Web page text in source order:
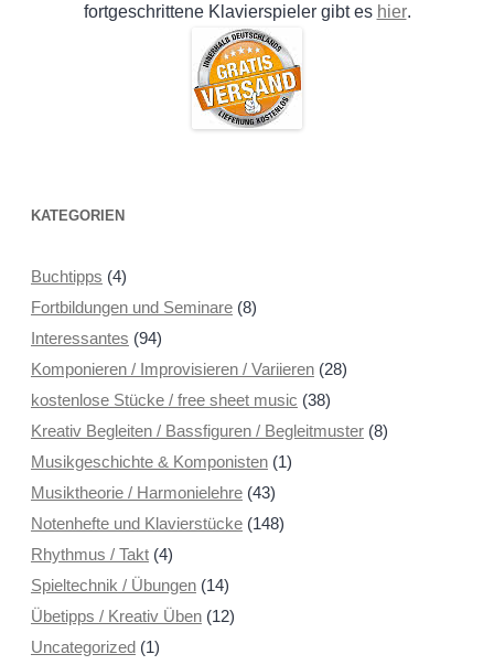
fortgeschrittene Klavierspieler gibt es hier.
KATEGORIEN
Buchtipps (4)
Fortbildungen und Seminare(8)
Interessantes (94)
Komponieren / Improvisieren / Variieren(28)
kostenlose Stücke / free sheet music (38)
Kreativ Begleiten / Bassfiguren / Begleitmuster(8)
Musikgeschichte & Komponisten(1)
Musiktheorie / Harmonielehre(43)
Notenhefte und Klavierstücke(148)
Rhythmus / Takt(4)
Spieltechnik / Übungen(14)
Übetipps / Kreativ Üben(12)
Uncategorized(1)